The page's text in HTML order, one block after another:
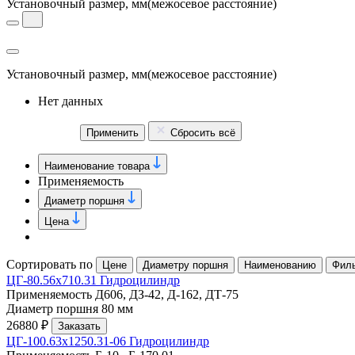
Установочный размер, мм(межосевое расстояние)
Установочный размер, мм(межосевое расстояние)
Нет данных
Применить Сбросить всё
Наименование товара
Применяемость
Диаметр поршня
Цена
Сортировать по Цене Диаметру поршня Наименованию
ЦГ-80.56х710.31 Гидроцилиндр
Применяемость Д606, ДЗ-42, Д-162, ДТ-75
Диаметр поршня 80 мм
26880 ₽
Заказать
ЦГ-100.63х1250.31-06 Гидроцилиндр